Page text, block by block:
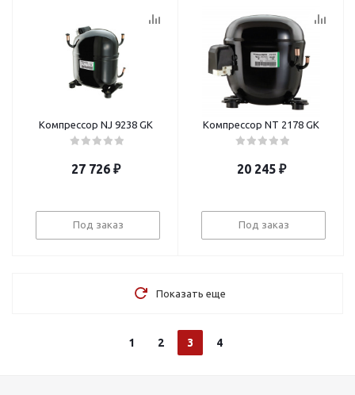
Компрессор NJ 9238 GK
27 726₽
Под заказ
Компрессор NT 2178 GK
20 245₽
Под заказ
Показать еще
1 2 3 4